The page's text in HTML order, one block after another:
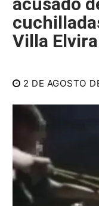
Villa Elvira
2 DE AGOSTO